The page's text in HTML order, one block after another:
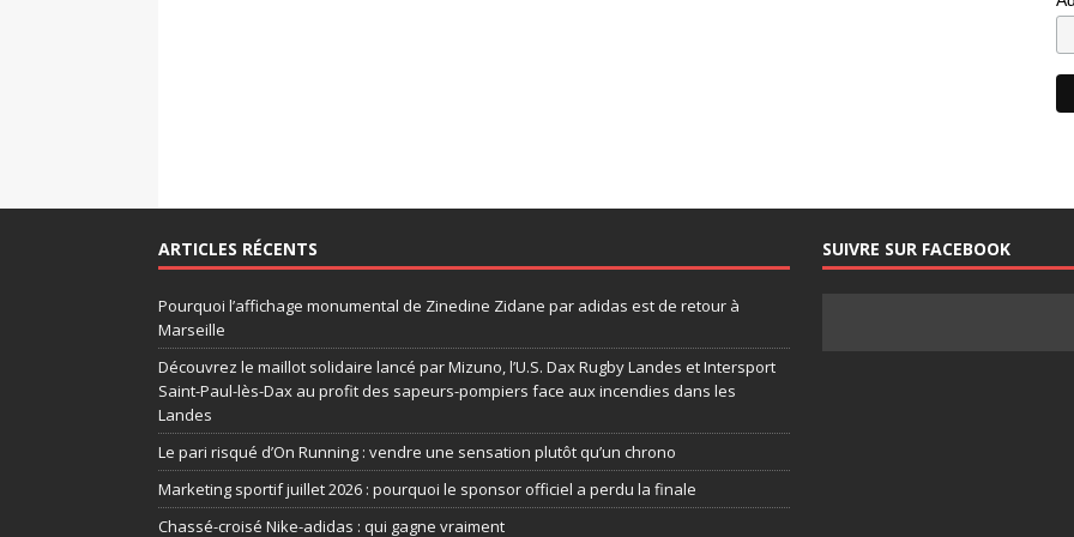
ARTICLES RÉCENTS
Pourquoi l’affichage monumental de Zinedine Zidane par adidas est de retour à
Marseille
Découvrez le maillot solidaire lancé par Mizuno, l’U.S. Dax Rugby Landes et Intersport
Saint-Paul-lès-Dax au profit des sapeurs-pompiers face aux incendies dans les
Landes
Le pari risqué d’On Running : vendre une sensation plutôt qu’un chrono
Marketing sportif juillet 2026 : pourquoi le sponsor officiel a perdu la finale
Chassé-croisé Nike-adidas : qui gagne vraiment
SUIVRE SUR FACEBOOK